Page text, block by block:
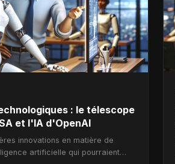
: le télescope
et l'IA d'OpenAI
innovations en matière de
artificielle qui pourraient